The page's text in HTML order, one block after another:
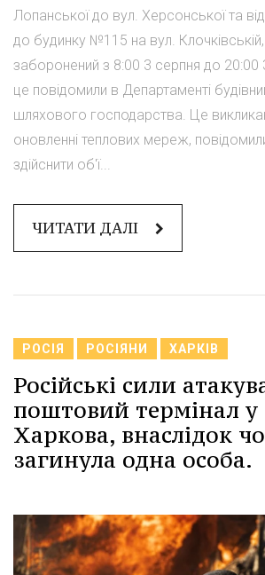
Лопанської до вул. Херсонської та
до будинку №115 на вул.
заборонений з 8:00 3 серпня до
це повідомили в Департаменті
шляхового господарства. Це
оновленні теплових мереж,
здійснити об'ї...
ЧИТАТИ ДАЛІ
РОСІЯ РОСІЯНИ ХАРКІВ
Російські сили
поштовий термінал у
Харкова, внаслідок
загинула одна особа.